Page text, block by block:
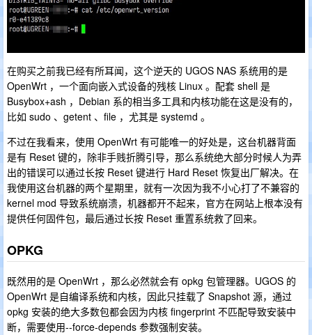
在购买之前我已经有所耳闻，这个逆天的 UGOS NAS 系统用的是
OpenWrt ，一个面向嵌入式设备的残核 Linux 。配套 shell 是
Busybox+ash ，Debian 系的相当多工具和内核功能在这是没有的，
比如 sudo 、getent 、file ，尤其是 systemd 。
不过在我看来，使用 OpenWrt 有可能唯一的好处是，这台机器背面
是有 Reset 键的，除非手贱折腾引导，那么系统绝大部分时候人为弄
出的错误可以通过长按 Reset 键进行 Hard Reset 恢复出厂解决。在
我使用这台机器的两个星期里，就有一次因为我不小心打了不兼容的
kernel mod 导致系统崩溃，机器都开不起来，官方在网站上根本没有
提供任何固件包，最后通过长按 Reset 重置系统救了回来。
OPKG
既然用的是 OpenWrt ，那么必然就会有 opkg 包管理器。UGOS 的
OpenWrt 是自编译系统和内核，因此只挂载了 Snapshot 源，通过
opkg 安装的绝大多数包都会因为内核 fingerprint 不匹配导致安装中
断，需要使用--force-depends 参数强制安装。